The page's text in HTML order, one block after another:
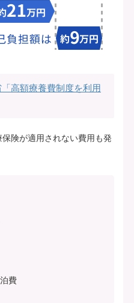
高額療養費制度を利用
険が適用されない費用も発
費